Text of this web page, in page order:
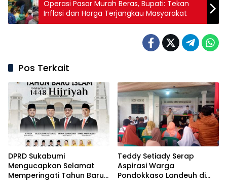
Operasi Pasar Murah Beras, Bupati: Tekan
Inflasi dan Harga Terjangkau Masyarakat
Pos Terkait
DPRD Sukabumi
Mengucapkan Selamat
Memperingati Tahun Baru
Teddy Setiady Serap
Aspirasi Warga
Pondokkaso Landeuh di